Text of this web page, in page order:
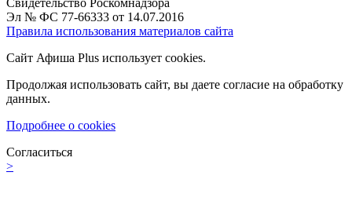
Свидетельство Роскомнадзора
Эл № ФС 77-66333 от 14.07.2016
Правила использования материалов сайта
Сайт Афиша Plus использует cookies.
Продолжая использовать сайт, вы даете согласие на обработку
данных.
Подробнее о cookies
Согласиться
>